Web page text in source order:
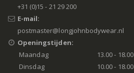
+31 (0)15 - 21 29 200
E-mail:
postmaster@longjohnbodywear.nl
Openingstijden:
Maandag
13.00 - 18.00
Dinsdag
10.00 - 18.00